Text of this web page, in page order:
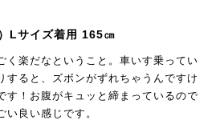
Lサイズ着用 165㎝
く楽だなということ。車いす乗ってい
すると、ズボンがずれちゃうんですけ
す！お腹がキュッと締まっているので
良い感じです。